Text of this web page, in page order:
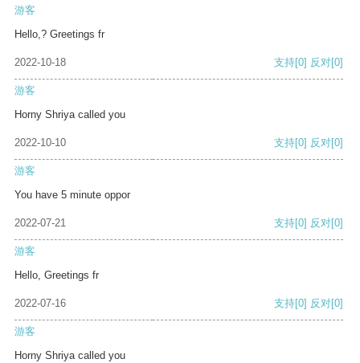
游客
Hello,? Greetings fr
2022-10-18 支持[0] 反对[0]
游客
Horny Shriya called you
2022-10-10 支持[0] 反对[0]
游客
You have 5 minute oppor
2022-07-21 支持[0] 反对[0]
游客
Hello, Greetings fr
2022-07-16 支持[0] 反对[0]
游客
Horny Shriya called you